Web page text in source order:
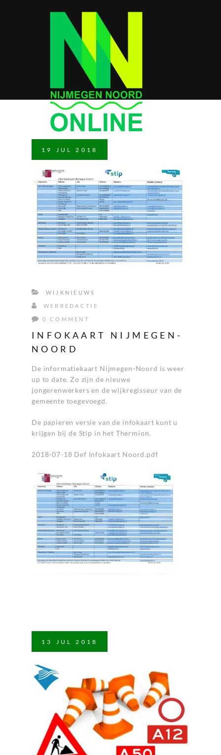
19 JUL 2018
WIJKNIEUWS
WEBREDACTIE
0 COMMENT
INFOKAART NIJMEGEN-
NOORD
De informatiekaart Nijmegen-Noord is weer
up to date. Zo zijn de nieuwe
jongerenwerkers en de wijkregisseur van de
gemeente toegevoegd.
De papieren versie van de infokaart kunt u
krijgen bij de Stip in het Thermion.
2018-07-18 Def Infokaart Noord.pdf
13 JUL 2018